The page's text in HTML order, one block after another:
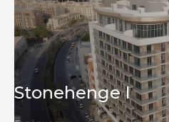
Stonehenge I